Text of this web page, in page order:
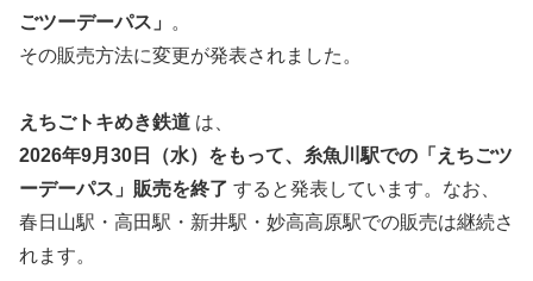
ごツーデーパス」
。
その販売方法に変更が発表されました。
えちごトキめき鉄道 は、
2026年9月30日（水）をもって、糸魚川駅での「えちごツ
ーデーパス」販売を終了 すると発表しています。なお、
春日山駅・高田駅・新井駅・妙高高原駅での販売は継続さ
れます。